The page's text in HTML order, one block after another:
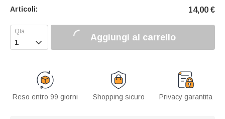
Articoli: 14,00 €
 Aggiungi al carrello
Reso entro 99 giorni Shopping sicuro Privacy garantita